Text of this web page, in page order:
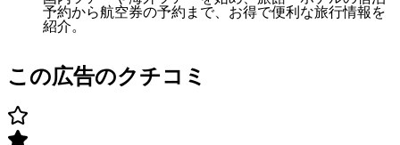
予約から航空券の予約まで、お得で便利な旅行情報を
紹介。
この広告のクチコミ